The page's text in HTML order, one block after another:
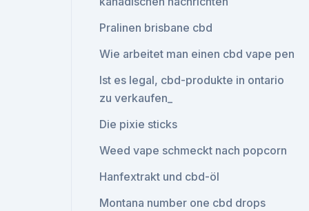
Pralinen brisbane cbd
Wie arbeitet man einen cbd vape pen
Ist es legal, cbd-produkte in ontario
zu verkaufen_
Die pixie sticks
Weed vape schmeckt nach popcorn
Hanfextrakt und cbd-öl
Montana number one cbd drops